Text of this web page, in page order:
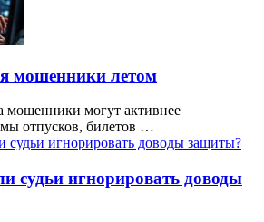
мошенники летом
мошенники могут активнее
отпусков, билетов …
судьи игнорировать доводы